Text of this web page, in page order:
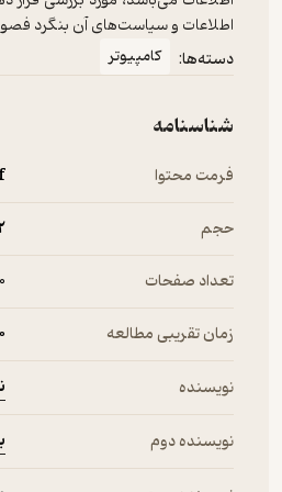
اطلاعات و سیاست‌های آن بنگرد فصول ۸ تا ۱۰ توصیه
دسته‌ها: کامپیوتر
شناسنامه
فرمت محتوا
حجم
تعداد صفحات
زمان تقریبی مطالعه
نویسنده
نویسنده دوم